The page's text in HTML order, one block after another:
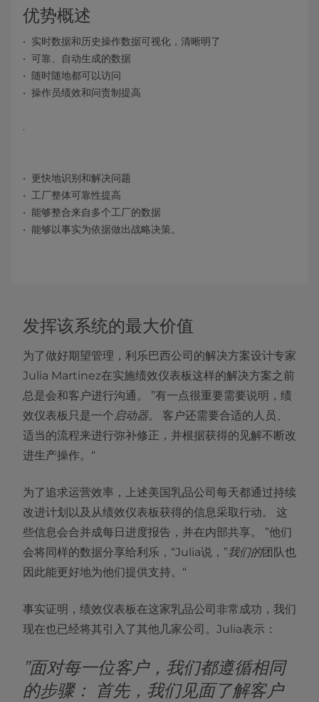
优势概述
实时数据和历史操作数据可视化，清晰明了
可靠、自动生成的数据
随时随地都可以访问
操作员绩效和问责制提高
.
更快地识别和解决问题
工厂整体可靠性提高
能够整合来自多个工厂的数据
能够以事实为依据做出战略决策。
发挥该系统的最大价值
为了做好期望管理，利乐巴西公司的解决方案设计专家
Julia Martinez在实施绩效仪表板这样的解决方案之前
总是会和客户进行沟通。 ”有一点很重要需要说明，绩
效仪表板只是一个启动器。 客户还需要合适的人员、
适当的流程来进行弥补修正，并根据获得的见解不断改
进生产操作。“
为了追求运营效率，上述美国乳品公司每天都通过持续
改进计划以及从绩效仪表板获得的信息采取行动。 这
些信息会合并成每日进度报告，并在内部共享。 ”他们
会将同样的数据分享给利乐，“Julia说，”我们的团队也
因此能更好地为他们提供支持。“
事实证明，绩效仪表板在这家乳品公司非常成功，我们
现在也已经将其引入了其他几家公司。Julia表示：
”面对每一位客户，我们都遵循相同
的步骤： 首先，我们见面了解客户